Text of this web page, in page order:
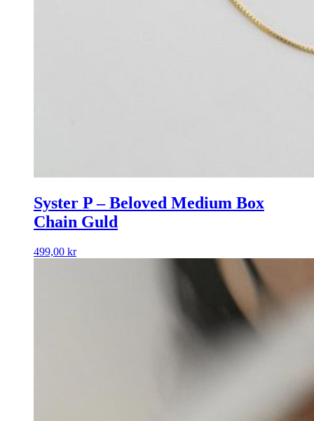
Syster P – Beloved Medium Box
Chain Guld
499,00 kr